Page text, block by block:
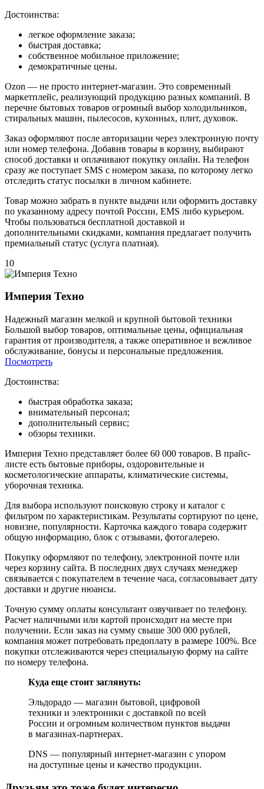
Достоинства:
легкое оформление заказа;
быстрая доставка;
собственное мобильное приложение;
демократичные цены.
Ozon — не просто интернет-магазин. Это современный
маркетплейс, реализующий продукцию разных компаний. В
перечне бытовых товаров огромный выбор холодильников,
стиральных машин, пылесосов, кухонных, плит, духовок.
Заказ оформляют после авторизации через электронную почту
или номер телефона. Добавив товары в корзину, выбирают
способ доставки и оплачивают покупку онлайн. На телефон
сразу же поступает SMS с номером заказа, по которому легко
отследить статус посылки в личном кабинете.
Товар можно забрать в пункте выдачи или оформить доставку
по указанному адресу почтой России, EMS либо курьером.
Чтобы пользоваться бесплатной доставкой и
дополнительными скидками, компания предлагает получить
премиальный статус (услуга платная).
10
Империя Техно
Надежный магазин мелкой и крупной бытовой техники
Большой выбор товаров, оптимальные цены, официальная
гарантия от производителя, а также оперативное и вежливое
обслуживание, бонусы и персональные предложения.
Посмотреть
Достоинства:
быстрая обработка заказа;
внимательный персонал;
дополнительный сервис;
обзоры техники.
Империя Техно представляет более 60 000 товаров. В прайс-
листе есть бытовые приборы, оздоровительные и
косметологические аппараты, климатические системы,
уборочная техника.
Для выбора используют поисковую строку и каталог с
фильтром по характеристикам. Результаты сортируют по цене,
новизне, популярности. Карточка каждого товара содержит
общую информацию, блок с отзывами, фотогалерею.
Покупку оформляют по телефону, электронной почте или
через корзину сайта. В последних двух случаях менеджер
связывается с покупателем в течение часа, согласовывает дату
доставки и другие нюансы.
Точную сумму оплаты консультант озвучивает по телефону.
Расчет наличными или картой происходит на месте при
получении. Если заказ на сумму свыше 300 000 рублей,
компания может потребовать предоплату в размере 100%. Все
покупки отслеживаются через специальную форму на сайте
по номеру телефона.
Куда еще стоит заглянуть:
Эльдорадо — магазин бытовой, цифровой
техники и электроники с доставкой по всей
России и огромным количеством пунктов выдачи
в магазинах-партнерах.
DNS — популярный интернет-магазин с упором
на доступные цены и качество продукции.